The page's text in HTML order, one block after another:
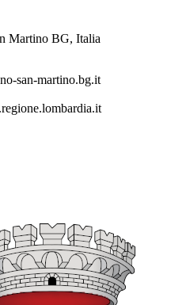
Martino BG, Italia
san-martino.bg.it